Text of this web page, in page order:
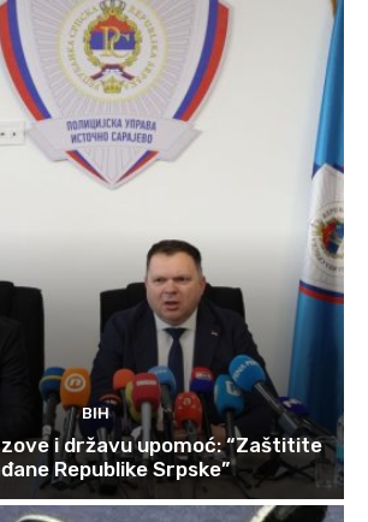
BIH
i državu upomoć: “Zaštitite
Republike Srpske”